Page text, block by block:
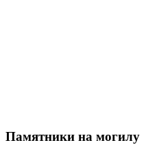
Памятники на могилу